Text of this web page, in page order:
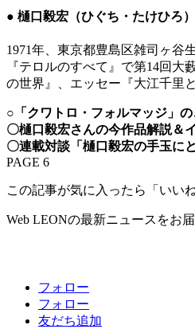
● 樋口毅宏（ひぐち・たけひろ）
1971年、東京都豊島区雑司ヶ谷
『テロルのすべて』で第14回
の世界』、エッセー『大江千里
○「クワトロ・フォルマッジ」
〇樋口毅宏さんの今作品解説＆
〇連載対談「樋口毅宏の手玉に
PAGE 6
この記事が気に入ったら「いい
Web LEONの最新ニュースをお届
フォロー
フォロー
友だち追加